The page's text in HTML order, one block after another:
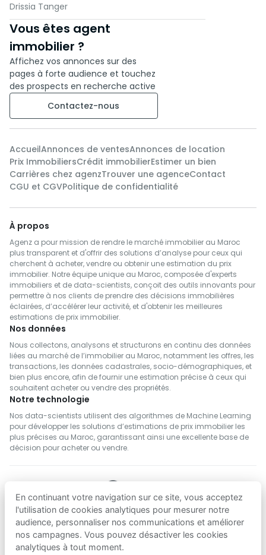
Drissia Tanger
Vous êtes agent
immobilier ?
Affichez vos annonces sur des
pages à forte audience et touchez
des prospects en recherche active
Contactez-nous
AccueilAnnonces de ventesAnnonces de location
Prix ImmobiliersCrédit immobilierEstimer un bien
Carrières chez agenzTrouver une agenceContact
CGU et CGVPolitique de confidentialité
À propos
Agenz a pour mission de rendre le marché immobilier au Maroc
plus transparent et d'offrir des solutions d’analyse pour ceux qui
cherchent à acheter, vendre ou obtenir une estimation du prix
immobilier. Notre équipe unique au Maroc, composée d'experts
immobiliers et de data-scientists, conçoit des outils innovants pour
permettre à nos clients de prendre des décisions immobilières
éclairées, d’accélérer leur activité, et d'obtenir les meilleures
estimations de prix immobilier.
Nos données
Nous collectons, analysons et structurons en continu des données
liées au marché de l’immobilier au Maroc, notamment les offres, les
transactions, les données cadastrales, socio-démographiques, et
bien plus encore, afin de fournir une estimation précise à ceux qui
souhaitent acheter ou vendre des propriétés.
Notre technologie
Nos data-scientists utilisent des algorithmes de Machine Learning
pour développer les solutions d’estimations de prix immobilier les
plus précises au Maroc, garantissant ainsi une excellente base de
décision pour acheter ou vendre.
SUIVEZ NOUS
Telecharger sur
App Store
Telecharger sur
En continuant votre navigation sur ce site, vous acceptez
l'utilisation de cookies analytiques pour mesurer notre
audience, personnaliser nos communications et améliorer
nos campagnes. Vous pouvez désactiver les cookies
analytiques à tout moment.